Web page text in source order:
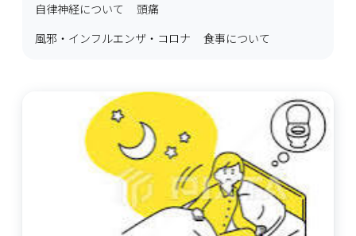
自律神経について
頭痛
風邪・インフルエンザ・コロナ
食事について